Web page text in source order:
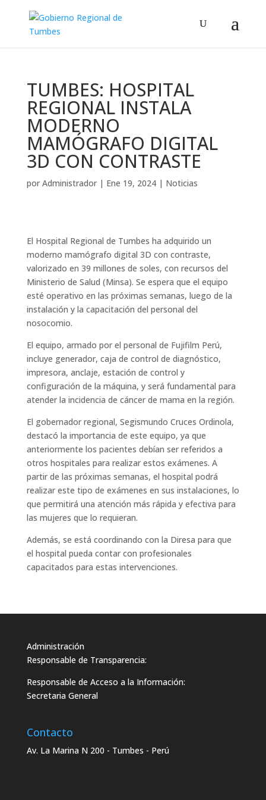
TUMBES: HOSPITAL
REGIONAL INSTALA
MODERNO
MAMÓGRAFO DIGITAL
3D CON CONTRASTE
por Administrador| Ene 19, 2024| Noticias
El Hospital Regional de Tumbes ha adquirido un
moderno mamógrafo digital 3D con contraste,
valorizado en 39 millones de soles, con recursos del
Ministerio de Salud (Minsa). Se espera que el equipo
esté operativo en las próximas semanas, luego de la
instalación y la capacitación del personal del
nosocomio.
El equipo, armado por el personal de Fujifilm Perú,
incluye generador, caja de control de diagnóstico,
impresora, anclaje, estación de control y
configuración de la máquina, y será fundamental para
atender la incidencia de cáncer de mama en la región.
El gobernador regional, Segismundo Cruces Ordinola,
destacó la importancia de este equipo, ya que
anteriormente los pacientes debían ser referidos a
otros hospitales para realizar estos exámenes. A
partir de las próximas semanas, el hospital podrá
realizar este tipo de exámenes en sus instalaciones, lo
que permitirá una atención más rápida y efectiva para
las mujeres que lo requieran.
Además, se está coordinando con la Diresa para que
el hospital pueda contar con profesionales
capacitados para estas intervenciones.
Administración
Responsable de Transparencia:
Responsable de Acceso a la Información:
Secretaria General
Contacto
Av. La Marina N 200 - Tumbes - Perú